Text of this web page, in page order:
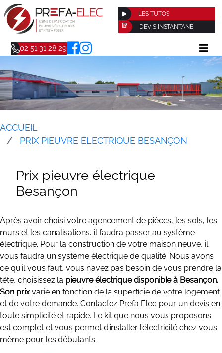
LES TUTOS
DEVIS INSTANTANÉ
02 51 31 28 29
ACCUEIL
PRIX PIEUVRE ÉLECTRIQUE BESANÇON
Prix pieuvre électrique
Besançon
Après avoir choisi votre agencement de pièces, les sols, les
murs et les canalisations, il faudra passer au système
électrique. Pour la construction de votre maison neuve, il
vous faudra un système électrique de qualité. Nous avons
ce qu’il vous faut, vous n’avez pas besoin de vous prendre la
tête, choisissez la pieuvre électrique disponible à Besançon.
Son prixvarie en fonction de la superficie de votre logement
et de votre demande. Contactez Prefa Elec pour un devis en
toute simplicité et rapide. Le kit que nous vous proposons
est complet et vous permet d’installer l’électricité chez vous
même pour les débutants.